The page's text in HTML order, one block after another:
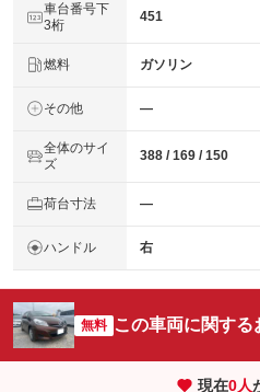
車台番号下
3桁
451
燃料 ガソリン
その他 ―
全体のサイ
ズ
388 / 169 / 150
荷台寸法 ―
ハンドル 右
無料 この車両に関する
現在0人